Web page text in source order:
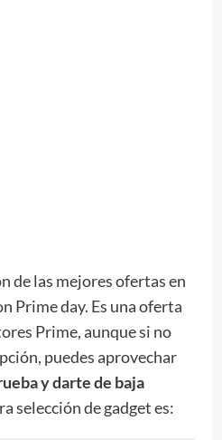
de las mejores ofertas en
Prime day. Es una oferta
Prime, aunque si no
puedes aprovechar
y darte de baja
selección de gadget es: